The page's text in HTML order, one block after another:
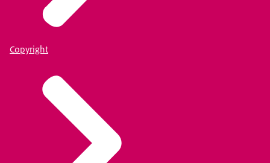
Copyright